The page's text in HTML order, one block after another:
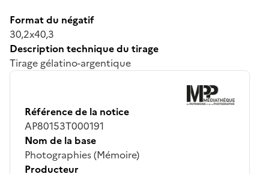
Format du négatif
30,2x40,3
Description technique du tirage
Tirage gélatino-argentique
Référence de la notice
AP80153T000191
Nom de la base
Photographies (Mémoire)
Producteur